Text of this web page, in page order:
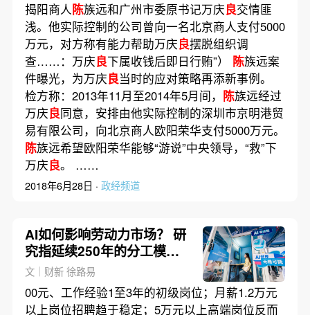
揭阳商人陈族远和广州市委原书记万庆良交情匪
浅。他实际控制的公司曾向一名北京商人支付5000
万元，对方称有能力帮助万庆良摆脱组织调
查……：万庆良下属收钱后即日行贿”） 陈族远案
件曝光，为万庆良当时的应对策略再添新事例。
检方称：2013年11月至2014年5月间， 陈族远经过
万庆良同意，安排由他实际控制的深圳市京明港贸
易有限公司，向北京商人欧阳荣华支付5000万元。
陈族远希望欧阳荣华能够“游说”中央领导，“救”下
万庆良。 ……
2018年6月28日 · 政经频道
AI如何影响劳动力市场？ 研
究指延续250年的分工模式
或不再重要
文｜财新 徐路易
00元、工作经验1至3年的初级岗位；月薪1.2万元
以上岗位招聘趋于稳定；5万元以上高端岗位反而